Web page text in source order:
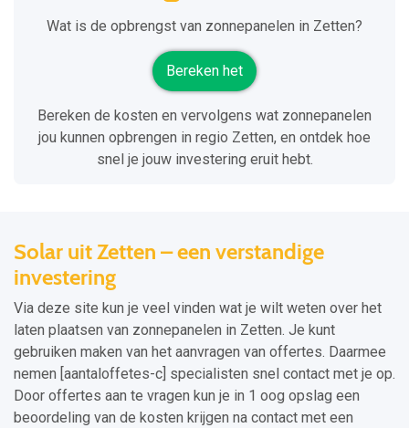
Wat is de opbrengst van zonnepanelen in Zetten?
Bereken het
Bereken de kosten en vervolgens wat zonnepanelen
jou kunnen opbrengen in regio Zetten, en ontdek hoe
snel je jouw investering eruit hebt.
Solar uit Zetten – een verstandige
investering
Via deze site kun je veel vinden wat je wilt weten over het
laten plaatsen van zonnepanelen in Zetten. Je kunt
gebruiken maken van het aanvragen van offertes. Daarmee
nemen [aantaloffetes-c] specialisten snel contact met je op.
Door offertes aan te vragen kun je in 1 oog opslag een
beoordeling van de kosten krijgen na contact met een